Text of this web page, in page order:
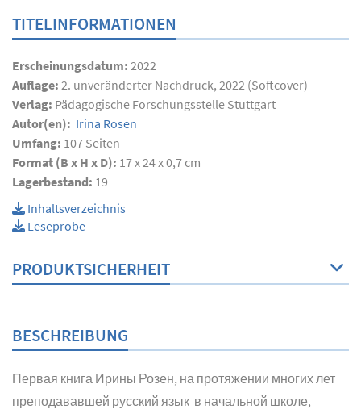
TITELINFORMATIONEN
Erscheinungsdatum: 2022
Auflage: 2. unveränderter Nachdruck, 2022 (Softcover)
Verlag: Pädagogische Forschungsstelle Stuttgart
Autor(en): Irina Rosen
Umfang: 107 Seiten
Format (B x H x D): 17 x 24 x 0,7 cm
Lagerbestand: 19
Inhaltsverzeichnis
Leseprobe
PRODUKTSICHERHEIT
BESCHREIBUNG
Первая книга Ирины Розен, на протяжении многих лет
преподававшей русский язык в начальной школе,